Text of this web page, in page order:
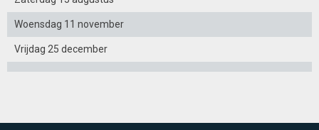
Woensdag 11 november
Vrijdag 25 december